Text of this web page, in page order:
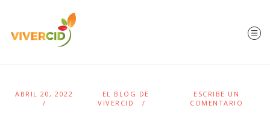
ABRIL 20, 2022
EL BLOG DE
VIVERCID
ESCRIBE UN
COMENTARIO